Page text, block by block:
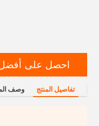
احصل على
تفاصيل المنتج وصف